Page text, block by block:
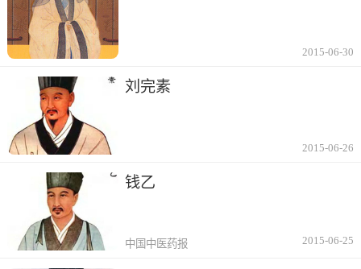
2015-06-30
刘完素
2015-06-26
钱乙
中国中医药报 2015-06-25